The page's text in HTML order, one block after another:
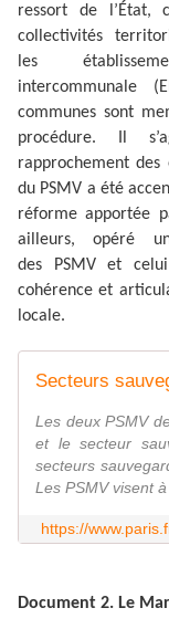
ressort de l’État,
collectivités
les
intercommunale
communes sont
procédure. Il
rapprochement des
du PSMV a été
réforme apportée
ailleurs, opéré
des PSMV et
cohérence et
locale.
Secteurs
Les deux PSMV
et le secteur
secteurs
Les PSMV visent à
https://
Document 2. Le